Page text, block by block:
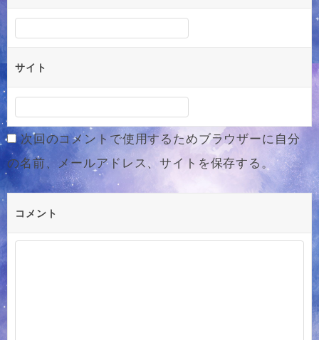
サイト
次回のコメントで使用するためブラウザーに自分
の名前、メールアドレス、サイトを保存する。
コメント